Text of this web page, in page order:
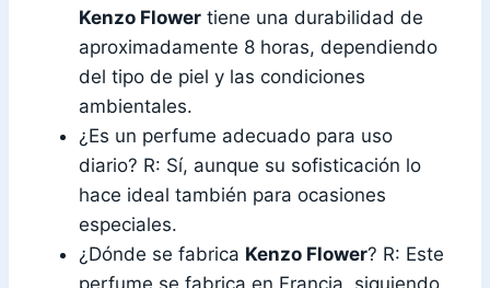
Kenzo Flower tiene una durabilidad de
aproximadamente 8 horas, dependiendo
del tipo de piel y las condiciones
ambientales.
¿Es un perfume adecuado para uso
diario? R: Sí, aunque su sofisticación lo
hace ideal también para ocasiones
especiales.
¿Dónde se fabrica Kenzo Flower? R: Este
perfume se fabrica en Francia, siguiendo